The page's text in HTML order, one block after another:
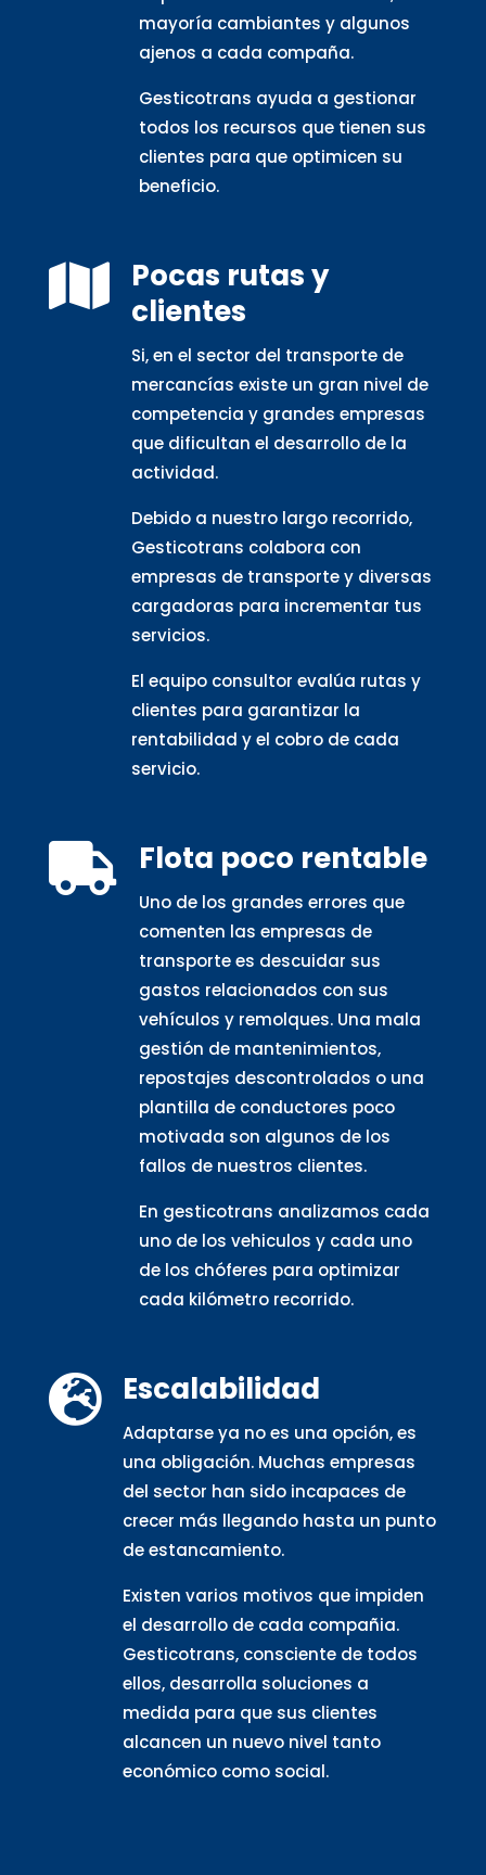
mayoría cambiantes y algunos
ajenos a cada compaña.
Gesticotrans ayuda a gestionar
todos los recursos que tienen sus
clientes para que optimicen su
beneficio.

Pocas rutas y
clientes
Si, en el sector del transporte de
mercancías existe un gran nivel de
competencia y grandes empresas
que dificultan el desarrollo de la
actividad.
Debido a nuestro largo recorrido,
Gesticotrans colabora con
empresas de transporte y diversas
cargadoras para incrementar tus
servicios.
El equipo consultor evalúa rutas y
clientes para garantizar la
rentabilidad y el cobro de cada
servicio.
 Flota poco rentable
Uno de los grandes errores que
comenten las empresas de
transporte es descuidar sus
gastos relacionados con sus
vehículos y remolques. Una mala
gestión de mantenimientos,
repostajes descontrolados o una
plantilla de conductores poco
motivada son algunos de los
fallos de nuestros clientes.
En gesticotrans analizamos cada
uno de los vehiculos y cada uno
de los chóferes para optimizar
cada kilómetro recorrido.
 Escalabilidad
Adaptarse ya no es una opción, es
una obligación. Muchas empresas
del sector han sido incapaces de
crecer más llegando hasta un punto
de estancamiento.
Existen varios motivos que impiden
el desarrollo de cada compañia.
Gesticotrans, consciente de todos
ellos, desarrolla soluciones a
medida para que sus clientes
alcancen un nuevo nivel tanto
económico como social.